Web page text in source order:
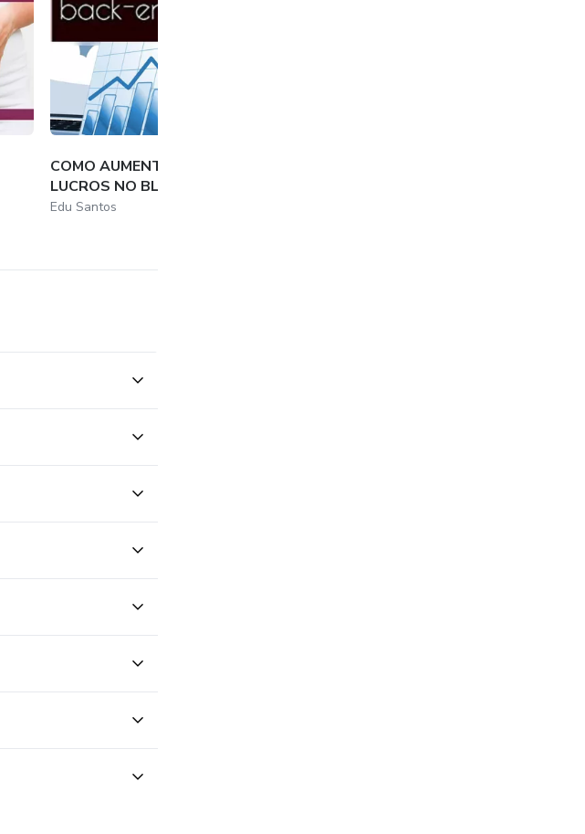
COMO AUMENTAR SEUS
LUCROS NO BLACK END
Edu Santos